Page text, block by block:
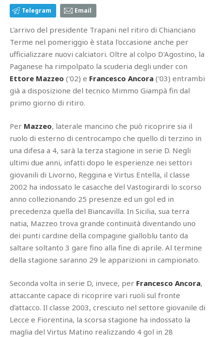
Telegram Email
L'arrivo del presidente Trapani nel ritiro di Chianciano
Terme nel pomeriggio è stata l'occasione anche per
ufficializzare nuovi calciatori. Oltre al colpo D'Agostino, la
Paganese ha rimpolpato la scuderia degli under con
Ettore Mazzeo ('02) e Francesco Ancora ('03) entrambi
già a disposizione del tecnico Mimmo Giampà fin dal
primo giorno di ritiro.
Per Mazzeo, laterale mancino che può ricoprire sia il
ruolo di esterno di centrocampo che quello di terzino in
una difesa a 4, sarà la terza stagione in serie D. Negli
ultimi due anni, infatti dopo le esperienze nei settori
giovanili di Livorno, Reggina e Virtus Entella, il classe
2002 ha indossato le casacche del Vastogirardi lo scorso
anno collezionando 25 presenze ed un gol ed in
precedenza quella del Biancavilla. In Sicilia, sua terra
natia, Mazzeo trova grande continuità diventando uno
dei punti cardine della compagine gialloblu tanto da
saltare soltanto 3 gare fino alla fine di aprile. Al termine
della stagione saranno 29 le apparizioni in campionato.
Seconda volta in serie D, invece, per Francesco Ancora,
attaccante capace di ricoprire vari ruoli sul fronte
d'attacco. Il classe 2003, cresciuto nel settore giovanile di
Lecce e Fiorentina, la scorsa stagione ha indossato la
maglia del Virtus Matino realizzando 4 gol in 28